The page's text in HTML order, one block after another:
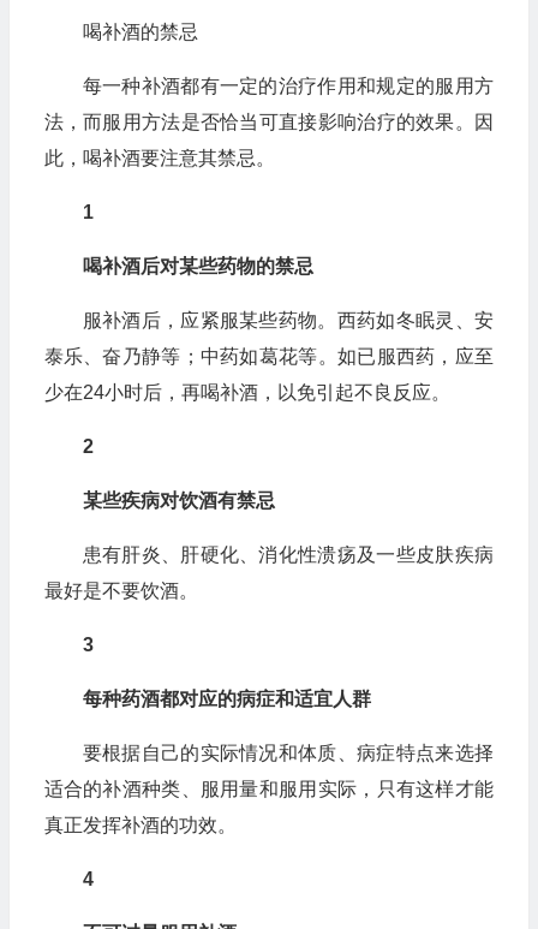
喝补酒的禁忌
每一种补酒都有一定的治疗作用和规定的服用方
法，而服用方法是否恰当可直接影响治疗的效果。因
此，喝补酒要注意其禁忌。
1
喝补酒后对某些药物的禁忌
服补酒后，应紧服某些药物。西药如冬眠灵、安
泰乐、奋乃静等；中药如葛花等。如已服西药，应至
少在24小时后，再喝补酒，以免引起不良反应。
2
某些疾病对饮酒有禁忌
患有肝炎、肝硬化、消化性溃疡及一些皮肤疾病
最好是不要饮酒。
3
每种药酒都对应的病症和适宜人群
要根据自己的实际情况和体质、病症特点来选择
适合的补酒种类、服用量和服用实际，只有这样才能
真正发挥补酒的功效。
4